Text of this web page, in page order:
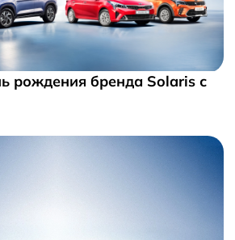
рождения бренда Solaris с